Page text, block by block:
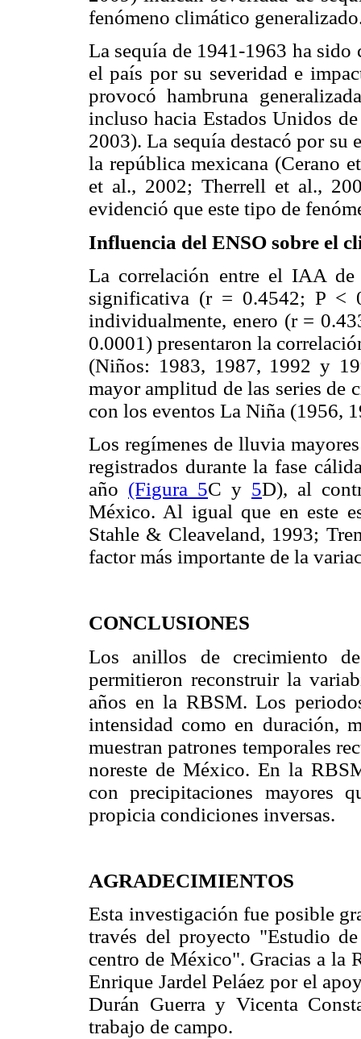
fenómeno climático
La sequía de 1941-1963 ha
el país por su severidad e
provocó hambruna
incluso hacia Estados Unidos
2003). La sequía destacó por su
la república mexicana (Cerano
et al., 2002; Therrell et al.,
evidenció que este tipo de
Influencia del ENSO sobre el
La correlación entre el IAA
significativa (r = 0.4542; P <
individualmente, enero (r =
0.0001) presentaron la
(Niños: 1983, 1987, 1992 y
mayor amplitud de las series de
con los eventos La Niña (1956,
Los regímenes de lluvia
registrados durante la fase
año (Figura 5C y 5D), al
México. Al igual que en este
Stahle & Cleaveland, 1993;
factor más importante de la
CONCLUSIONES
Los anillos de crecimiento
permitieron reconstruir la
años en la RBSM. Los
intensidad como en duración,
muestran patrones temporales
noreste de México. En la
con precipitaciones mayores
propicia condiciones inversas.
AGRADECIMIENTOS
Esta investigación fue posible
través del proyecto "Estudio
centro de México". Gracias a la
Enrique Jardel Peláez por el
Durán Guerra y Vicenta
trabajo de campo.